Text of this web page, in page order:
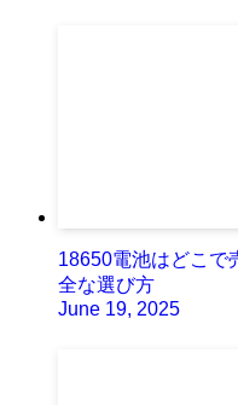
18650電池はどこで
全な選び方
June 19, 2025